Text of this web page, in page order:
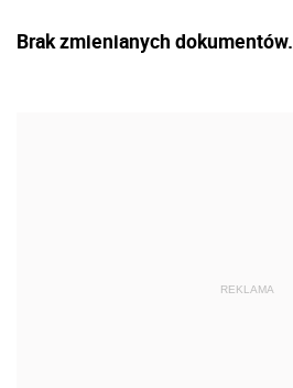
Brak zmienianych dokumentów.